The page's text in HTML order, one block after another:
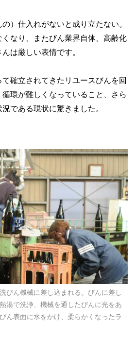
の）仕入れがないと成り立たない。
なり、またびん業界自体、高齢化
は厳しい表情です。
確立されてきたリユースびんを回
環が難しくなっていること、さら
である現状に驚きました。
びん機械に差し込まれる。びんに差し
湯で洗浄、機械を通したびんに光をあ
ん表面に水をかけ、柔らかくなったラ